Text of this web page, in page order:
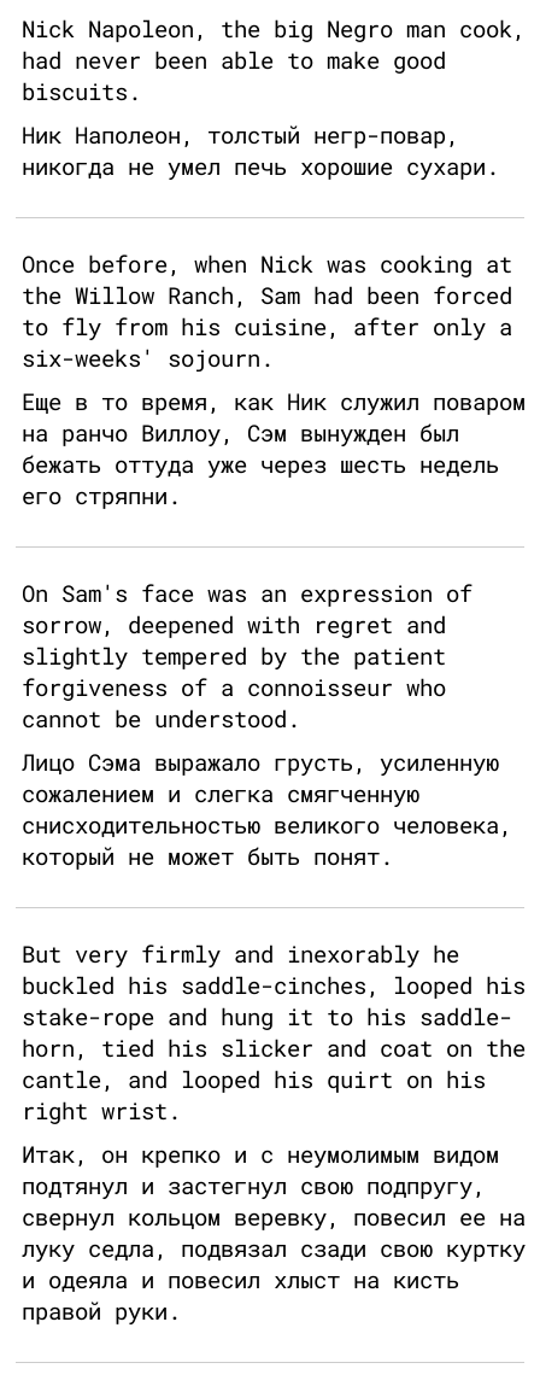
Nick Napoleon, the big Negro man cook,
had never been able to make good
biscuits.
Ник Наполеон, толстый негр-повар,
никогда не умел печь хорошие сухари.
Once before, when Nick was cooking at
the Willow Ranch, Sam had been forced
to fly from his cuisine, after only a
six-weeks' sojourn.
Еще в то время, как Ник служил поваром
на ранчо Виллоу, Сэм вынужден был
бежать оттуда уже через шесть недель
его стряпни.
On Sam's face was an expression of
sorrow, deepened with regret and
slightly tempered by the patient
forgiveness of a connoisseur who
cannot be understood.
Лицо Сэма выражало грусть, усиленную
сожалением и слегка смягченную
снисходительностью великого человека,
который не может быть понят.
But very firmly and inexorably he
buckled his saddle-cinches, looped his
stake-rope and hung it to his saddle-
horn, tied his slicker and coat on the
cantle, and looped his quirt on his
right wrist.
Итак, он крепко и с неумолимым видом
подтянул и застегнул свою подпругу,
свернул кольцом веревку, повесил ее на
луку седла, подвязал сзади свою куртку
и одеяла и повесил хлыст на кисть
правой руки.